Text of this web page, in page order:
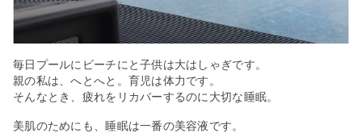
毎日プールにビーチにと子供は大はしゃぎです。
親の私は、へとへと。育児は体力です。
そんなとき、疲れをリカバーするのに大切な睡眠。
美肌のためにも、睡眠は一番の美容液です。